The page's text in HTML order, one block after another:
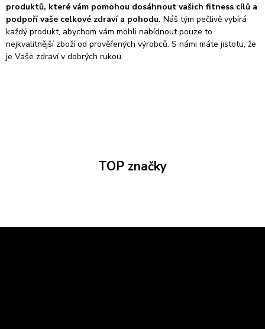
produktů, které vám pomohou dosáhnout vašich fitness cílů a
podpoří vaše celkové zdraví a pohodu. Náš tým pečlivě vybírá
každý produkt, abychom vám mohli nabídnout pouze to
nejkvalitnější zboží od prověřených výrobců. S námi máte jistotu, že
je Vaše zdraví v dobrých rukou.
TOP značky